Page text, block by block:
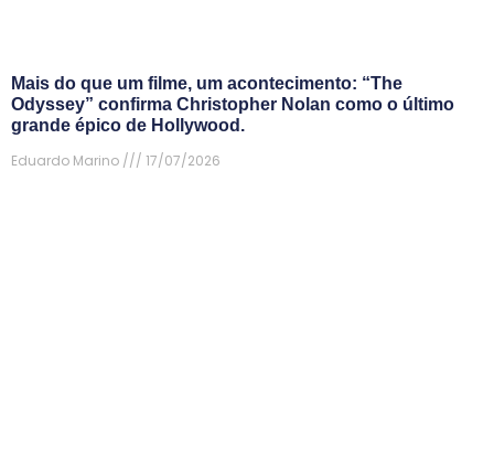
Mais do que um filme, um acontecimento: “The
Odyssey” confirma Christopher Nolan como o último
grande épico de Hollywood.
Eduardo Marino
17/07/2026